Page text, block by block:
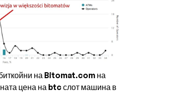
на Bitomat.com на
цена на btc слот машина в